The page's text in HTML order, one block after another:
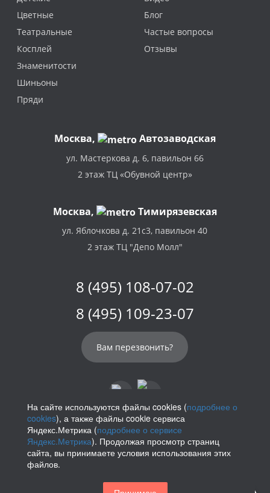
Цветные
Театральные
Косплей
Знаменитости
Шиньоны
Пряди
Блог
Частые вопросы
Отзывы
Москва, Автозаводская
ул. Мастеркова д. 6, павильон 66
2 этаж ТЦ «Обувной центр»
Москва, Тимирязевская
ул. Яблочкова д. 21с3, павильон 40
2 этаж ТЦ "Депо Молл"
8 (495) 108-07-02
8 (495) 109-23-07
Вам перезвонить?
info@parikof.ru
Политика конфиденциальности
На сайте используются файлы cookies (подробнее о
cookies), а также файлы cookie сервиса
Яндекс.Метрика (подробнее о сервисе
Яндекс.Метрика). Продолжая просмотр страниц
сайта, вы принимаете условия использования этих
файлов.